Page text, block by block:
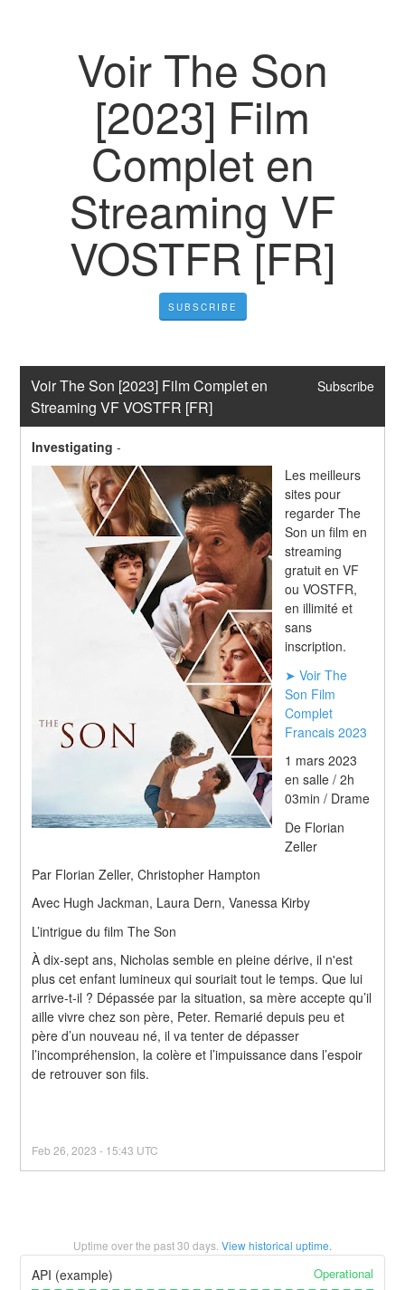
Voir The Son
[2023] Film
Complet en
Streaming VF
VOSTFR [FR]
SUBSCRIBE
Voir The Son [2023] Film Complet en
Streaming VF VOSTFR [FR]
Subscribe
Investigating -
Les meilleurs
sites pour
regarder The
Son un film en
streaming
gratuit en VF
ou VOSTFR,
en illimité et
sans
inscription.
➤ Voir The
Son Film
Complet
Francais 2023
1 mars 2023
en salle / 2h
03min / Drame
De Florian
Zeller
Par Florian Zeller, Christopher Hampton
Avec Hugh Jackman, Laura Dern, Vanessa Kirby
L’intrigue du film The Son
À dix-sept ans, Nicholas semble en pleine dérive, il n'est
plus cet enfant lumineux qui souriait tout le temps. Que lui
arrive-t-il ? Dépassée par la situation, sa mère accepte qu’il
aille vivre chez son père, Peter. Remarié depuis peu et
père d’un nouveau né, il va tenter de dépasser
l’incompréhension, la colère et l’impuissance dans l’espoir
de retrouver son fils.
Feb26 ,2023 - 15:43 UTC
Uptime over the past30 days. View historical uptime.
API (example) Operational